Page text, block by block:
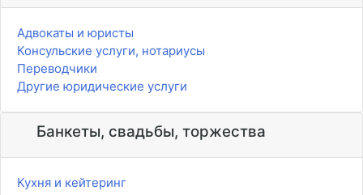
Адвокаты и юристы
Консульские услуги, нотариусы
Переводчики
Другие юридические услуги
Банкеты, свадьбы, торжества
Кухня и кейтеринг